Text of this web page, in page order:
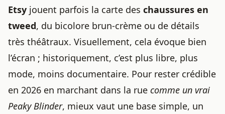
Etsy jouent parfois la carte des chaussures en
tweed, du bicolore brun-crème ou de détails
très théâtraux. Visuellement, cela évoque bien
l’écran ; historiquement, c’est plus libre, plus
mode, moins documentaire. Pour rester crédible
en 2026 en marchant dans la rue comme un vrai
Peaky Blinder, mieux vaut une base simple, un